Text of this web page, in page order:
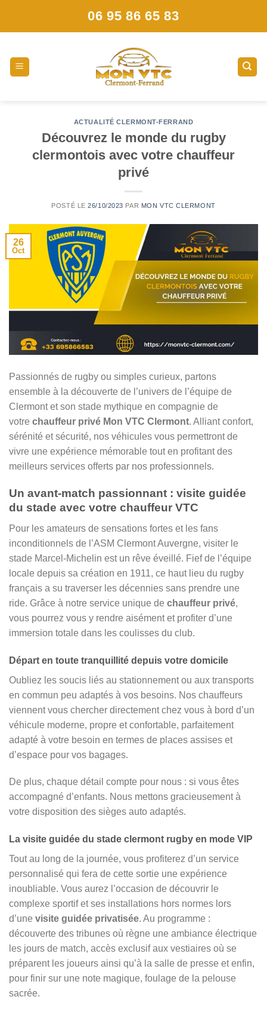
06 95 86 65 83
ACTUALITÉ CLERMONT-FERRAND
Découvrez le monde du rugby
clermontois avec votre chauffeur
privé
POSTÉ LE26/10/2023 PAR MON VTC CLERMONT
26
Oct
Passionnés de rugby ou simples curieux, partons
ensemble à la découverte de l’univers de l’équipe de
Clermont et son stade mythique en compagnie de
votre chauffeur privé Mon VTC Clermont. Alliant confort,
sérénité et sécurité, nos véhicules vous permettront de
vivre une expérience mémorable tout en profitant des
meilleurs services offerts par nos professionnels.
Un avant-match passionnant : visite guidée
du stade avec votre chauffeur VTC
Pour les amateurs de sensations fortes et les fans
inconditionnels de l’ASM Clermont Auvergne, visiter le
stade Marcel-Michelin est un rêve éveillé. Fief de l’équipe
locale depuis sa création en 1911, ce haut lieu du rugby
français a su traverser les décennies sans prendre une
ride. Grâce à notre service unique de chauffeur privé,
vous pourrez vous y rendre aisément et profiter d’une
immersion totale dans les coulisses du club.
Départ en toute tranquillité depuis votre domicile
Oubliez les soucis liés au stationnement ou aux transports
en commun peu adaptés à vos besoins. Nos chauffeurs
viennent vous chercher directement chez vous à bord d’un
véhicule moderne, propre et confortable, parfaitement
adapté à votre besoin en termes de places assises et
d’espace pour vos bagages.
De plus, chaque détail compte pour nous : si vous êtes
accompagné d’enfants. Nous mettons gracieusement à
votre disposition des sièges auto adaptés.
La visite guidée du stade clermont rugby en mode VIP
Tout au long de la journée, vous profiterez d’un service
personnalisé qui fera de cette sortie une expérience
inoubliable. Vous aurez l’occasion de découvrir le
complexe sportif et ses installations hors normes lors
d’une visite guidée privatisée. Au programme :
découverte des tribunes où règne une ambiance électrique
les jours de match, accès exclusif aux vestiaires où se
préparent les joueurs ainsi qu’à la salle de presse et enfin,
pour finir sur une note magique, foulage de la pelouse
sacrée.